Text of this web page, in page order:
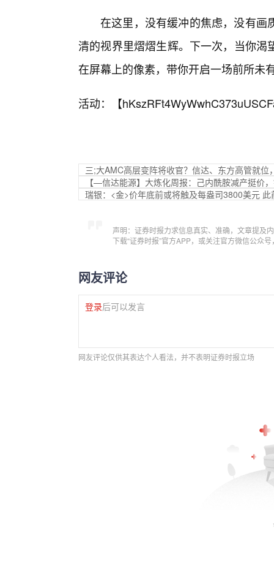
在这里，没有缓冲的焦虑，没有画
清的视界里熠熠生辉。下一次，当你
在屏幕上的像素，带你开启一场前所未
活动：【
三;大AMC高层变阵将收官？信达、东方高管就位
【—信达能源】大炼化周报：己内酰胺减产挺价
瑞银：<金>价年底前或将触及每盎司3800美元
声明：证券时报力求信息真实、准确，文章提及
下载“证券时报”官方APP，或关注官方微信公众
网友评论
登录后可以发言
网友评论仅供其表达个人看法，并不表明证券时报立场